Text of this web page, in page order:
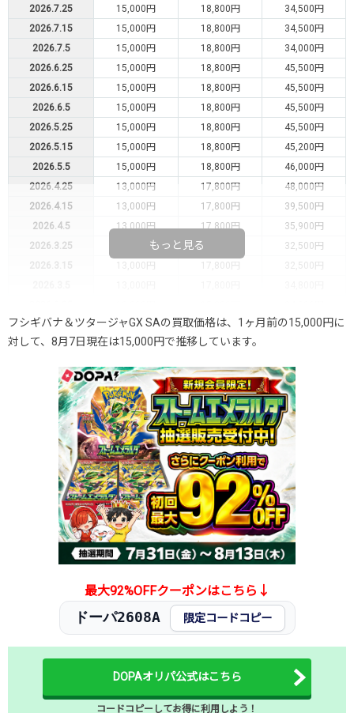
2026.7.25
15,000円 18,800円
34,500円
2026.7.15
15,000円 18,800円
34,500円
2026.7.5
15,000円 18,800円
34,000円
2026.6.25
15,000円 18,800円
45,500円
2026.6.15
15,000円 18,800円
45,500円
2026.6.5
15,000円 18,800円
45,500円
2026.5.25
15,000円 18,800円
45,500円
2026.5.15
15,000円 18,800円
45,200円
2026.5.5
15,000円 18,800円
46,000円
2026.4.25
13,000円 17,800円
48,000円
2026.4.15
13,000円 17,800円
39,500円
2026.4.5
13,000円 17,800円
35,900円
2026.3.25
13,000円 17,800円
32,500円
2026.3.15
13,000円 17,800円
32,500円
2026.2.15
12,000円 15,800円
34,000円
2026.2.5
12,000円 15,800円
2026.1.25
11,000円 14,800円
35,000円
2026.1.15
11,000円 14,800円
30,000円
2026.1.5
11,000円 14,800円
26,300円
2025.12.25
11,000円 14,800円
26,300円
2025.12.15
11,000円 14,800円
2025.12.5
11,000円 14,800円
24,500円
2025.11.25
11,000円 14,800円
23,900円
2025.11.15
11,000円 14,800円
23,900円
2025.11.5
11,000円 14,800円
23,800円
2025.10.25
11,000円 14,800円
23,800円
発売日初動
1,500円 -円
もっと見る
フシギバナ＆ツタージャGX SAの買取価格は、1ヶ月前の15,000円に
対して、8月7日現在は15,000円で推移しています。
最大92%OFFクーポンはこちら↓
ドーパ2608A 限定コードコピー
DOPAオリパ公式はこちら
コードコピーしてお得に利用しよう！